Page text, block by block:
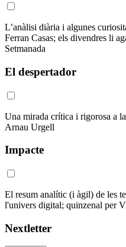
L’anàlisi diària i algunes
Ferran Casas; els divendres li
Setmanada
El despertador
Una mirada crítica i rigorosa a
Arnau Urgell
Impacte
El resum analític (i àgil) de les
l'univers digital; quinzenal per
Nextletter